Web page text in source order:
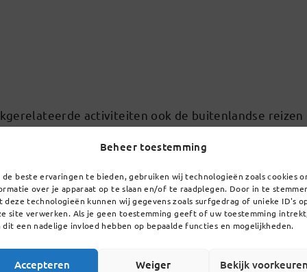
Beheer toestemming
de beste ervaringen te bieden, gebruiken wij technologieën zoals cookies
over je apparaat op te slaan en/of te raadplegen. Door in te
deze technologieën kunnen wij gegevens zoals surfgedrag of unieke ID's
site verwerken. Als je geen toestemming geeft of uw toestemming
dit een nadelige invloed hebben op bepaalde functies en mogelijkheden.
Accepteren Weiger Bekijk
activiteiten ook de buitenlandse
sport en ontspanning. We vinden het
waarbij we de kanttekening moeten
De bestemmingen worden elk jaar aan de
in zijn/haar schoolloopbaan met school op reis